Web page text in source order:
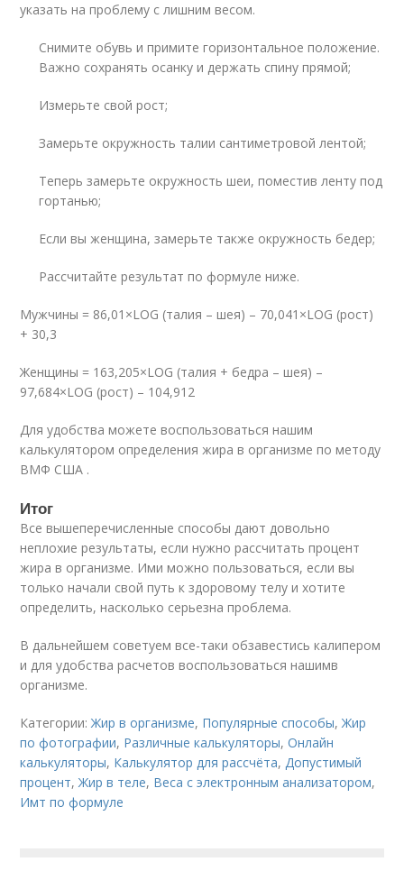
указать на проблему с лишним весом.
Снимите обувь и примите горизонтальное положение.
Важно сохранять осанку и держать спину прямой;
Измерьте свой рост;
Замерьте окружность талии сантиметровой лентой;
Теперь замерьте окружность шеи, поместив ленту под
гортанью;
Если вы женщина, замерьте также окружность бедер;
Рассчитайте результат по формуле ниже.
Мужчины = 86,01×LOG (талия – шея) – 70,041×LOG (рост)
+ 30,3
Женщины = 163,205×LOG (талия + бедра – шея) –
97,684×LOG (рост) – 104,912
Для удобства можете воспользоваться нашим
калькулятором определения жира в организме по методу
ВМФ США .
Итог
Все вышеперечисленные способы дают довольно
неплохие результаты, если нужно рассчитать процент
жира в организме. Ими можно пользоваться, если вы
только начали свой путь к здоровому телу и хотите
определить, насколько серьезна проблема.
В дальнейшем советуем все-таки обзавестись калипером
и для удобства расчетов воспользоваться нашимв
организме.
Категории:Жир в организме, Популярные способы,Жир
по фотографии, Различные калькуляторы,Онлайн
калькуляторы, Калькулятор для рассчёта, Допустимый
процент,Жир в теле, Веса с электронным анализатором,
Имт по формуле